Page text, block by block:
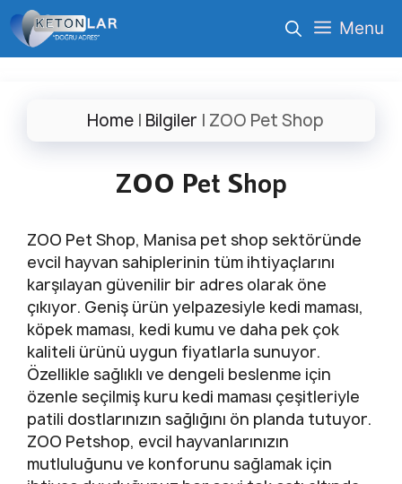
İçeriğe
atla
Menu
Home | Bilgiler | ZOO Pet Shop
ZOO Pet Shop
ZOO Pet Shop, Manisa pet shop sektöründe
evcil hayvan sahiplerinin tüm ihtiyaçlarını
karşılayan güvenilir bir adres olarak öne
çıkıyor. Geniş ürün yelpazesiyle kedi maması,
köpek maması, kedi kumu ve daha pek çok
kaliteli ürünü uygun fiyatlarla sunuyor.
Özellikle sağlıklı ve dengeli beslenme için
özenle seçilmiş kuru kedi maması çeşitleriyle
patili dostlarınızın sağlığını ön planda tutuyor.
ZOO Petshop, evcil hayvanlarınızın
mutluluğunu ve konforunu sağlamak için